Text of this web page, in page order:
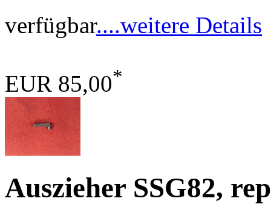
verfügbar....weitere Details
EUR 85,00*
Auszieher SSG82,